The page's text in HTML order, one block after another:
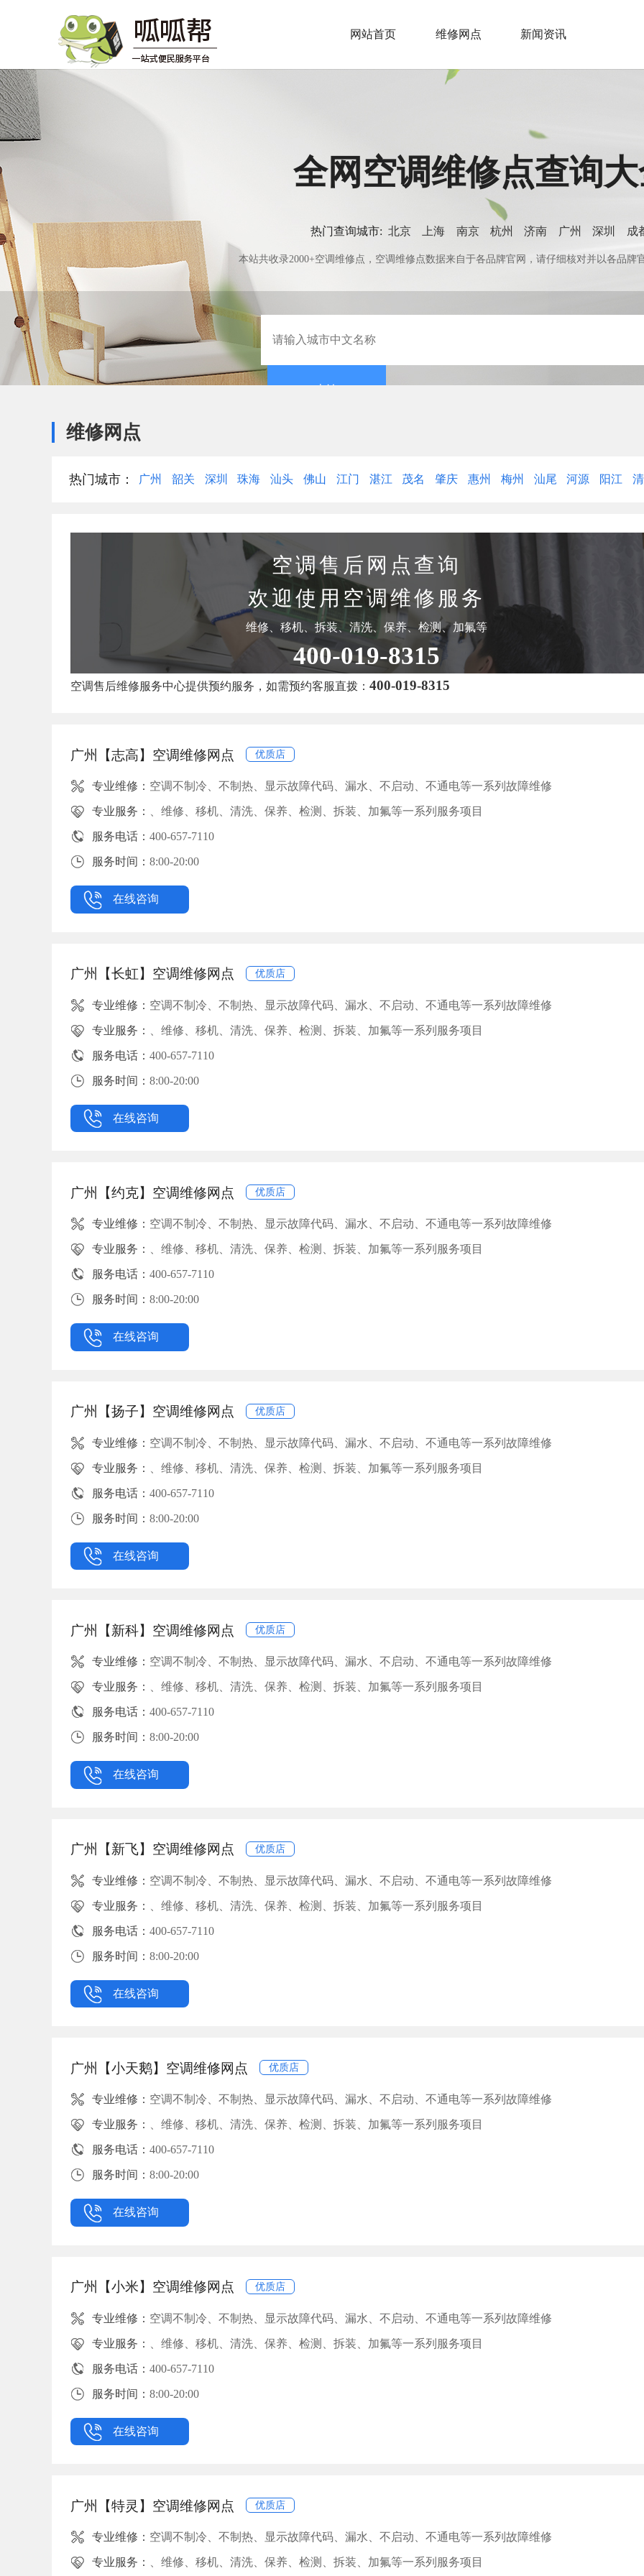
网站首页 维修网点 新闻资讯
全网空调维修点查询
热门查询城市: 北京 上海 南京 杭州 济南 广州 深圳 成
本站共收录2000+空调维修点，空调维修点数据来自于各品牌官网，请仔细核对并以各品牌
维修网点
热门城市： 广州 韶关 深圳 珠海 汕头 佛山 江门 湛江 茂名 肇庆 惠州 梅州 汕尾 河源 阳江
空调售后网点查询
欢迎使用空调维修服务
维修、移机、拆装、清洗、保养、检测、加氟等
400-019-8315
空调售后维修服务中心提供预约服务，如需预约客服直拨：400-019-8315
广州【志高】空调维修网点 优质店
专业维修： 空调不制冷、不制热、显示故障代码、漏水、不启动、不通电等一系列故障维修
专业服务： 、维修、移机、清洗、保养、检测、拆装、加氟等一系列服务项目
服务电话： 400-657-7110
服务时间： 8:00-20:00
在线咨询
广州【长虹】空调维修网点 优质店
专业维修： 空调不制冷、不制热、显示故障代码、漏水、不启动、不通电等一系列故障维修
专业服务： 、维修、移机、清洗、保养、检测、拆装、加氟等一系列服务项目
服务电话： 400-657-7110
服务时间： 8:00-20:00
在线咨询
广州【约克】空调维修网点 优质店
专业维修： 空调不制冷、不制热、显示故障代码、漏水、不启动、不通电等一系列故障维修
专业服务： 、维修、移机、清洗、保养、检测、拆装、加氟等一系列服务项目
服务电话： 400-657-7110
服务时间： 8:00-20:00
在线咨询
广州【扬子】空调维修网点 优质店
专业维修： 空调不制冷、不制热、显示故障代码、漏水、不启动、不通电等一系列故障维修
专业服务： 、维修、移机、清洗、保养、检测、拆装、加氟等一系列服务项目
服务电话： 400-657-7110
服务时间： 8:00-20:00
在线咨询
广州【新科】空调维修网点 优质店
专业维修： 空调不制冷、不制热、显示故障代码、漏水、不启动、不通电等一系列故障维修
专业服务： 、维修、移机、清洗、保养、检测、拆装、加氟等一系列服务项目
服务电话： 400-657-7110
服务时间： 8:00-20:00
在线咨询
广州【新飞】空调维修网点 优质店
专业维修： 空调不制冷、不制热、显示故障代码、漏水、不启动、不通电等一系列故障维修
专业服务： 、维修、移机、清洗、保养、检测、拆装、加氟等一系列服务项目
服务电话： 400-657-7110
服务时间： 8:00-20:00
在线咨询
广州【小天鹅】空调维修网点 优质店
专业维修： 空调不制冷、不制热、显示故障代码、漏水、不启动、不通电等一系列故障维修
专业服务： 、维修、移机、清洗、保养、检测、拆装、加氟等一系列服务项目
服务电话： 400-657-7110
服务时间： 8:00-20:00
在线咨询
广州【小米】空调维修网点 优质店
专业维修： 空调不制冷、不制热、显示故障代码、漏水、不启动、不通电等一系列故障维修
专业服务： 、维修、移机、清洗、保养、检测、拆装、加氟等一系列服务项目
服务电话： 400-657-7110
服务时间： 8:00-20:00
在线咨询
广州【特灵】空调维修网点 优质店
专业维修： 空调不制冷、不制热、显示故障代码、漏水、不启动、不通电等一系列故障维修
专业服务： 、维修、移机、清洗、保养、检测、拆装、加氟等一系列服务项目